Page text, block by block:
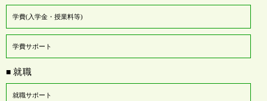
学費(入学金・授業料等)
学費サポート
■ 就職
就職サポート